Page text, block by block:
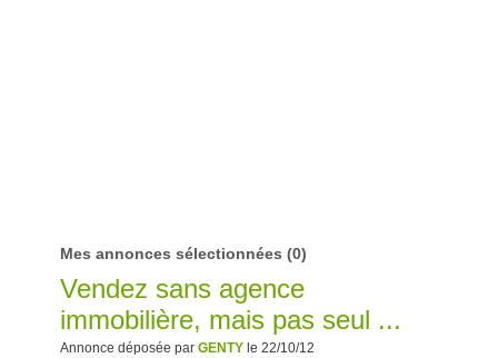
Mes annonces sélectionnées (0)
Vendez sans agence
immobilière, mais pas seul ...
Annonce déposée par GENTY le 22/10/12